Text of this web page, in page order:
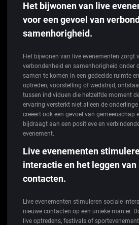
Het bijwonen van live
voor een gevoel van
samenhorigheid.
Het bijwonen van live evenementen zorgt
verbondenheid en samenhorigheid onder
samen te komen in een gedeelde ruimte
optreden, voorstelling of wedstrijd,
tussen individuen die hetzelfde moment
ervaring versterkt niet alleen de
creëert ook een gevoel van gemeenschap
bijdraagt aan een positieve en
evenement.
Live evenementen
interactie en het leggen van
contacten.
Live evenementen stimuleren sociale
nieuwe contacten op een unieke manier.
live optredens, festivals of